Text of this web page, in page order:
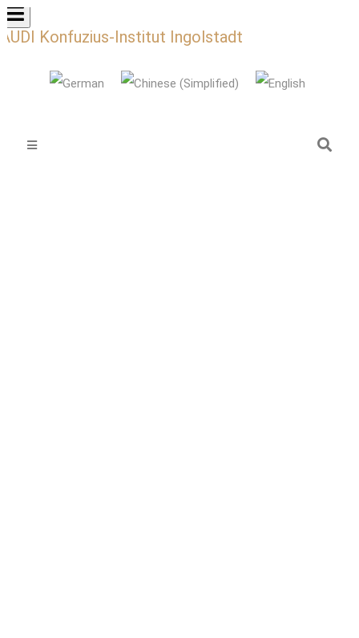
AUDI Konfuzius-Institut Ingolstadt